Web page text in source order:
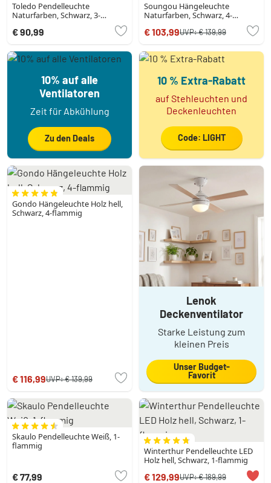
Toledo Pendelleuchte
Naturfarben, Schwarz, 3-
€ 90,99
Soungou Hängeleuchte
Naturfarben, Schwarz, 4-
€ 103,99UVP:€ 139,99
10% auf alle
Ventilatoren
Zeit für Abkühlung
Zu den Deals
10 % Extra-Rabatt
auf Stehleuchten und
Deckenleuchten
Code: LIGHT
Gondo Hängeleuchte Holz hell,
Schwarz, 4-flammig
€ 116,99UVP:€ 139,99
Lenok
Deckenventilator
Starke Leistung zum
kleinen Preis
Unser Budget-
Favorit
Skaulo Pendelleuchte Weiß, 1-
flammig
€ 77,99
Winterthur Pendelleuchte LED
Holz hell, Schwarz, 1-flammig
€ 129,99UVP:€ 189,99